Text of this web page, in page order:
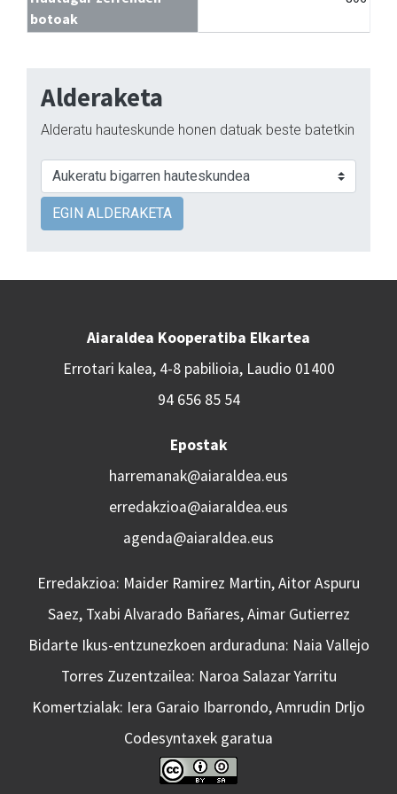
botoak
Alderaketa
Alderatu hauteskunde honen datuak beste batetkin
EGIN ALDERAKETA
Aiaraldea Kooperatiba Elkartea
Errotari kalea, 4-8 pabilioia, Laudio 01400
94 656 85 54
Epostak
harremanak@aiaraldea.eus
erredakzioa@aiaraldea.eus
agenda@aiaraldea.eus
Erredakzioa: Maider Ramirez Martin, Aitor Aspuru
Saez, Txabi Alvarado Bañares, Aimar Gutierrez
Bidarte Ikus-entzunezkoen arduraduna: Naia Vallejo
Torres Zuzentzailea: Naroa Salazar Yarritu
Komertzialak: Iera Garaio Ibarrondo, Amrudin Drljo
Codesyntaxek garatua